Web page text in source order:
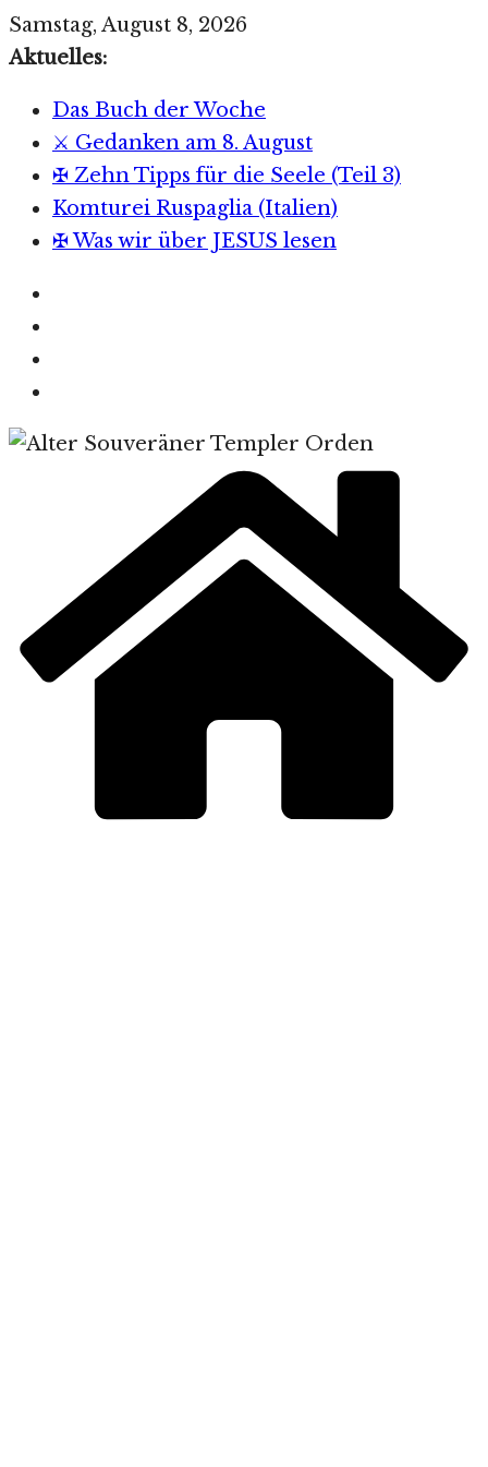
Zum
Inhalt
Samstag, August 8, 2026
Aktuelles:
Das Buch der Woche
⚔️ Gedanken am 8. August
✠ Zehn Tipps für die Seele (Teil 3)
Komturei Ruspaglia (Italien)
✠ Was wir über JESUS lesen